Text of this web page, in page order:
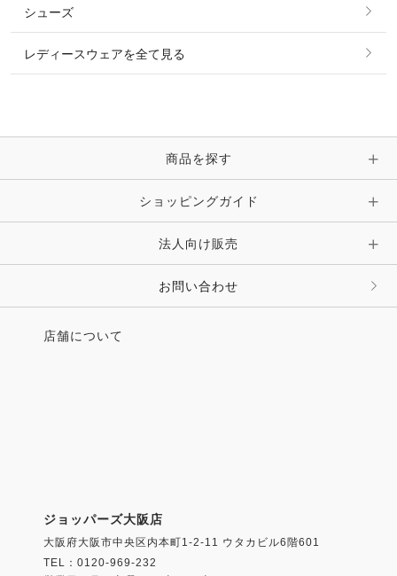
マフラー・スカーフ・ストール・スヌード
時計・財布・キーケース・革小物
キーホルダー・チャーム・ストラップ
その他 ファッション雑貨
ピアス・イヤリング
ピン・ブローチ・コサージュ
その他 アクセサリー
シューズ
レディースウェアを全て見る
商品を探す
ショッピングガイド
法人向け販売
お問い合わせ
店舗について
ジョッパーズ大阪店
大阪府大阪市中央区内本町1-2-11 ウタカビル6階601
TEL：0120-969-232